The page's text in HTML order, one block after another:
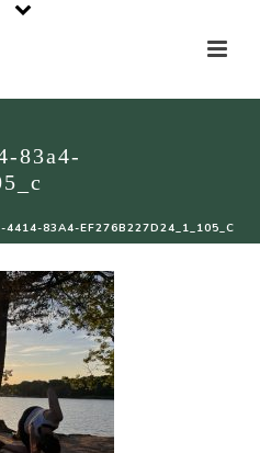
83a4-
4414-83A4-EF276B227D24_1_105_C